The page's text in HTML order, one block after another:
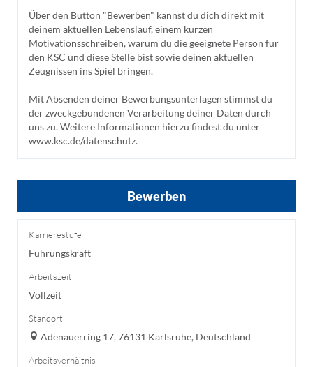
Über den Button "Bewerben" kannst du dich direkt mit
deinem aktuellen Lebenslauf, einem kurzen
Motivationsschreiben, warum du die geeignete Person für
den KSC und diese Stelle bist sowie deinen aktuellen
Zeugnissen ins Spiel bringen.
Mit Absenden deiner Bewerbungsunterlagen stimmst du
der zweckgebundenen Verarbeitung deiner Daten durch
uns zu. Weitere Informationen hierzu findest du unter
www.ksc.de/datenschutz.
Bewerben
Karrierestufe
Führungskraft
Arbeitszeit
Vollzeit
Standort
Adenauerring 17, 76131 Karlsruhe, Deutschland
Arbeitsverhältnis